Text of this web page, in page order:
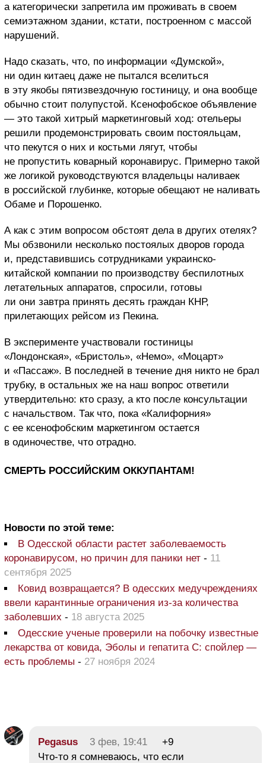
а категорически запретила им проживать в своем
семиэтажном здании, кстати, построенном с массой
нарушений.
Надо сказать, что, по информации «Думской»,
ни один китаец даже не пытался вселиться
в эту якобы пятизвездочную гостиницу, и она вообще
обычно стоит полупустой. Ксенофобское объявление
— это такой хитрый маркетинговый ход: отельеры
решили продемонстрировать своим постояльцам,
что пекутся о них и костьми лягут, чтобы
не пропустить коварный коронавирус. Примерно такой
же логикой руководствуются владельцы наливаек
в российской глубинке, которые обещают не наливать
Обаме и Порошенко.
А как с этим вопросом обстоят дела в других отелях?
Мы обзвонили несколько постоялых дворов города
и, представившись сотрудниками украинско-
китайской компании по производству беспилотных
летательных аппаратов, спросили, готовы
ли они завтра принять десять граждан КНР,
прилетающих рейсом из Пекина.
В эксперименте участвовали гостиницы
«Лондонская», «Бристоль», «Немо», «Моцарт»
и «Пассаж». В последней в течение дня никто не брал
трубку, в остальных же на наш вопрос ответили
утвердительно: кто сразу, а кто после консультации
с начальством. Так что, пока «Калифорния»
с ее ксенофобским маркетингом остается
в одиночестве, что отрадно.
СМЕРТЬ РОССИЙСКИМ ОККУПАНТАМ!
Новости по этой теме:
В Одесской области растет заболеваемость
коронавирусом, но причин для паники нет - 11
сентября 2025
Ковид возвращается? В одесских медучреждениях
ввели карантинные ограничения из-за количества
заболевших - 18 августа 2025
Одесские ученые проверили на побочку известные
лекарства от ковида, Эболы и гепатита С: спойлер —
есть проблемы - 27 ноября 2024
Pegasus 3 фев, 19:41
+9
Что-то я сомневаюсь, что если